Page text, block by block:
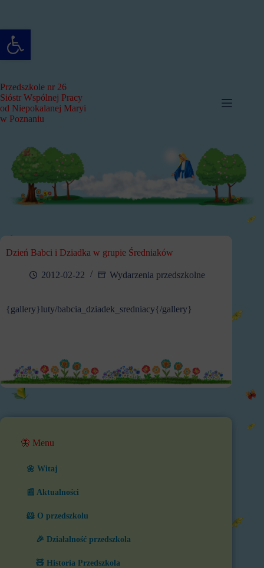
Otwórz pasek narzędzi
Przedszkole nr 26
Sióstr Wspólnej Pracy
od Niepokalanej Maryi
w Poznaniu
Dzień Babci i Dziadka w grupie Średniaków
2012-02-22 Wydarzenia przedszkolne
{gallery}luty/babcia_dziadek_sredniacy{/gallery}
🦋 Menu
🌼 Witaj
📰 Aktualności
🐹 O przedszkolu
🎉 Działalność przedszkola
🧸 Historia Przedszkola